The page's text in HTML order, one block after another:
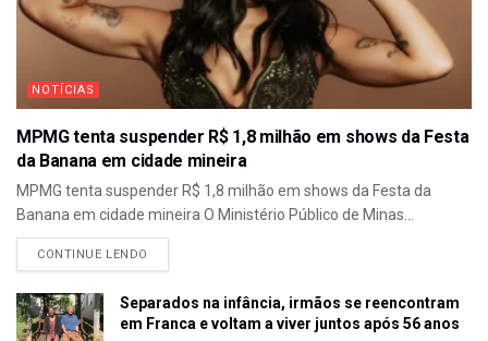
NOTÍCIAS
MPMG tenta suspender R$ 1,8 milhão em shows da Festa
da Banana em cidade mineira
MPMG tenta suspender R$ 1,8 milhão em shows da Festa da
Banana em cidade mineira O Ministério Público de Minas...
CONTINUE LENDO
Separados na infância, irmãos se reencontram
em Franca e voltam a viver juntos após 56 anos